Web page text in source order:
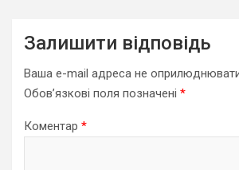
Залишити відповідь
Ваша e-mail адреса не
Обов’язкові поля позначені *
Коментар *